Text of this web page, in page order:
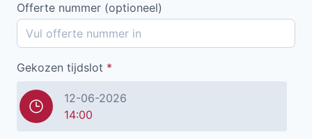
Offerte nummer (optioneel)
Gekozen tijdslot *
12-06-2026
14:00